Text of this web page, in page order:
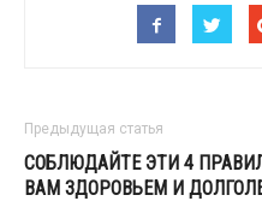
Предыдущая статья
СОБЛЮДАЙТЕ ЭТИ 4
ВАМ ЗДОРОВЬЕМ И